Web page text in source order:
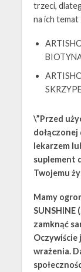
trzeci,
na ich
\”Przed
lekarzem
suplement
Twojemu
Mamy
SUNSHINE
zamknąć
Oczywiście
wrażenia.